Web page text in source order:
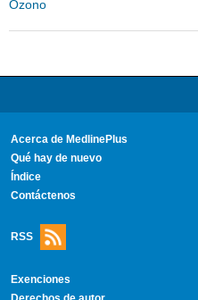
Ozono
Acerca de MedlinePlus
Qué hay de nuevo
Índice
Contáctenos
RSS
Exenciones